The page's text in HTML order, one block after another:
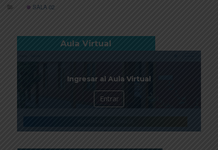
SALA 02
Aula Virtual
Ingresar al Aula Virtual
Entrar